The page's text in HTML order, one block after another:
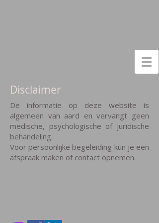
Disclaimer
De informatie op deze website is
algemeen van aard en vervangt geen
medische, psychologische of juridische
behandeling.
Voor persoonlijke begeleiding kun je een
afspraak maken of contact opnemen.